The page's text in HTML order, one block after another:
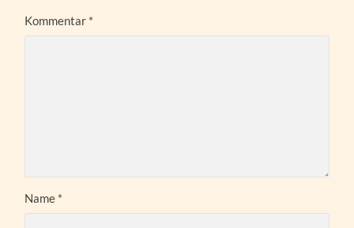
Kommentar *
Name *